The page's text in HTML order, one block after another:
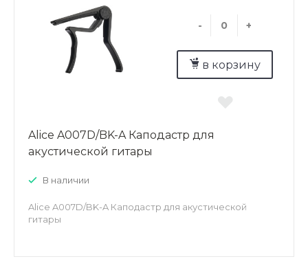
- +
в корзину
Alice A007D/BK-A Каподастр для
акустической гитары
В наличии
Alice A007D/BK-A Каподастр для акустической
гитары